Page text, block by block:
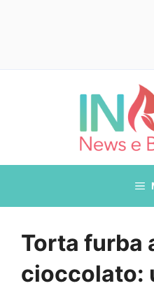
Torta furba
cioccolato: